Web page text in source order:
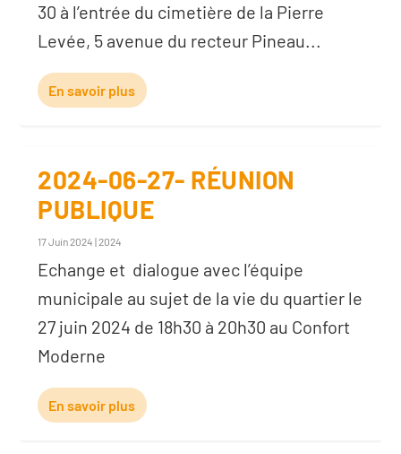
30 à l’entrée du cimetière de la Pierre
Levée, 5 avenue du recteur Pineau...
En savoir plus
2024-06-27- RÉUNION
PUBLIQUE
17 Juin 2024 |2024
Echange et dialogue avec l’équipe
municipale au sujet de la vie du quartier le
27 juin 2024 de 18h30 à 20h30 au Confort
Moderne
En savoir plus